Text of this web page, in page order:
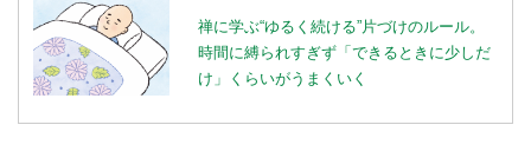
禅に学ぶ“ゆるく続ける”片づけのルール。
時間に縛られすぎず「できるときに少しだ
け」くらいがうまくいく